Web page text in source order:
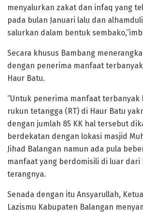
menyalurkan zakat dan infaq yang
pada bulan Januari lalu dan
salurkan dalam bentuk
Secara khusus Bambang
dengan penerima manfaat
Haur Batu.
“Untuk penerima manfaat terbanyak
rukun tetangga (RT) di Haur Batu
dengan jumlah 85 KK hal tersebut
berdekatan dengan lokasi masjid
Jihad Balangan namun ada pula
manfaat yang berdomisili di luar dari
terangnya.
Senada dengan itu Ansyarullah,
Lazismu Kabupaten Balangan